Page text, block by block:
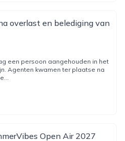
overlast en belediging van
een persoon aangehouden in het
Agenten kwamen ter plaatse na
Open Air 2027